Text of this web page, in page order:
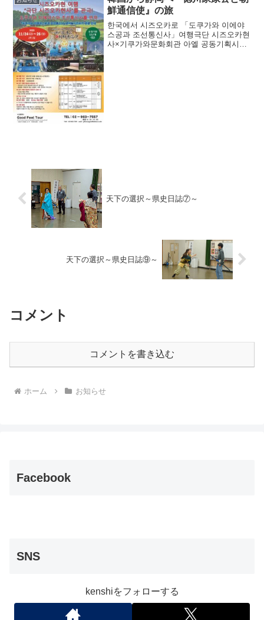
鮮通信使』の旅
한국에서 시즈오카로 「도쿠가와 이에야
스공과 조선통신사」여행극단 시즈오카현
사×기쿠가와문화회관 아엘 공동기획시즈
天下の選択～県史日誌⑦～
天下の選択～県史日誌⑨～
コメント
コメントを書き込む
ホーム お知らせ
Facebook
SNS
kenshiをフォローする